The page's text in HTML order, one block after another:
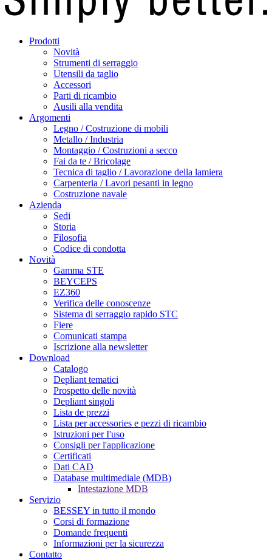
Prodotti
Novità
Strumenti di serraggio
Utensili da taglio
Accessori
Parti di ricambio
Ausili alla vendita
Argomenti
Legno / Costruzione di mobili
Metallo / Industria
Montaggio / Costruzioni a secco
Fai da te / Bricolage
Tecnica di taglio / Lavorazione della lamiera
Carpenteria / Lavori pesanti in legno
Costruzione navale
Azienda
Sedi
Storia
Filosofia
Codice di condotta
Novità
Gamma STE
BEYCEPS
EZ360
Verifica delle conoscenze
Sistema di serraggio rapido STC
Fiere
Comunicati stampa
Iscrizione alla newsletter
Download
Catalogo
Depliant tematici
Prospetto delle novità
Depliant singoli
Lista de prezzi
Lista per accessories e pezzi di ricambio
Istruzioni per I'uso
Consigli per l'applicazione
Certificati
Dati CAD
Database multimediale (MDB)
Intestazione MDB
Servizio
BESSEY in tutto il mondo
Corsi di formazione
Domande frequenti
Informazioni per la sicurezza
Contatto